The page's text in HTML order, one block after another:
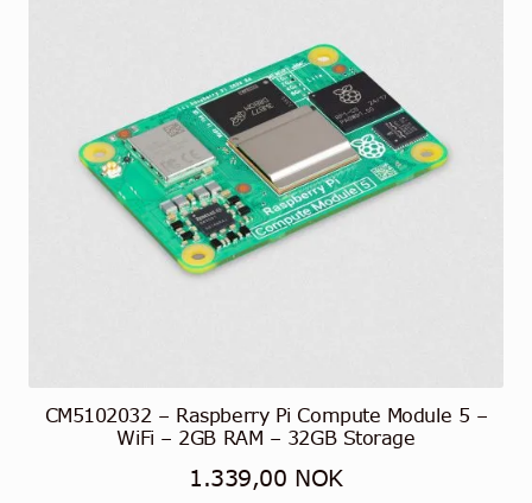
CM5102032 – Raspberry Pi Compute Module 5 –
WiFi – 2GB RAM – 32GB Storage
1.339,00 NOK